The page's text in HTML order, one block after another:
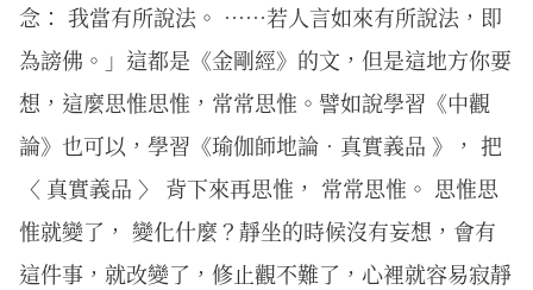
念： 我當有所說法。 ⋯⋯若人言如來有所說法，即
為謗佛。」這都是《金剛經》的文，但是這地方你要
想，這麼思惟思惟，常常思惟。譬如說學習《中觀
論》也可以，學習《瑜伽師地論．真實義品 》， 把
〈 真實義品 〉 背下來再思惟， 常常思惟。 思惟思
惟就變了， 變化什麼？靜坐的時候沒有妄想，會有
這件事，就改變了，修止觀不難了，心裡就容易寂靜